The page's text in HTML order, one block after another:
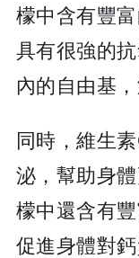
檬中含有豐
具有很強的
內的自由基
同時，維生
泌，幫助身
檬中還含有
促進身體對